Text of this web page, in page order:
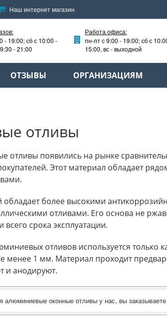
Наш интернет магазин
- 19:00; сб с 10:00 -
- 21:00
Работа офиса:
пн-пт с 9:00 - 19:00; сб с
15:00, вс - выходной
ОТЗЫВЫ ОРГАНИЗАЦИЯМ
отливы
отливы появились на рынке
Этот материал обладает
более высокими
отливами. Его основа не
срока эксплуатации.
отливов используется только
менее 1 мм. Материал проходит
и анодируют.
алюминиевые оконные отливы у нас, вы